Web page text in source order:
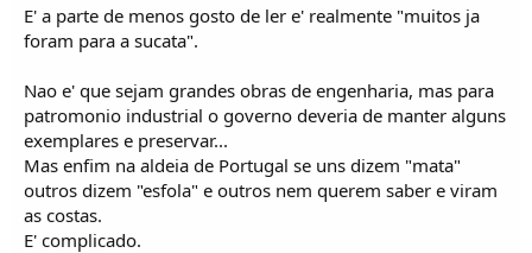
E' a parte de menos gosto de ler e' realmente "muitos ja
foram para a sucata".
Nao e' que sejam grandes obras de engenharia, mas para
patromonio industrial o governo deveria de manter alguns
exemplares e preservar...
Mas enfim na aldeia de Portugal se uns dizem "mata"
outros dizem "esfola" e outros nem querem saber e viram
as costas.
E' complicado.